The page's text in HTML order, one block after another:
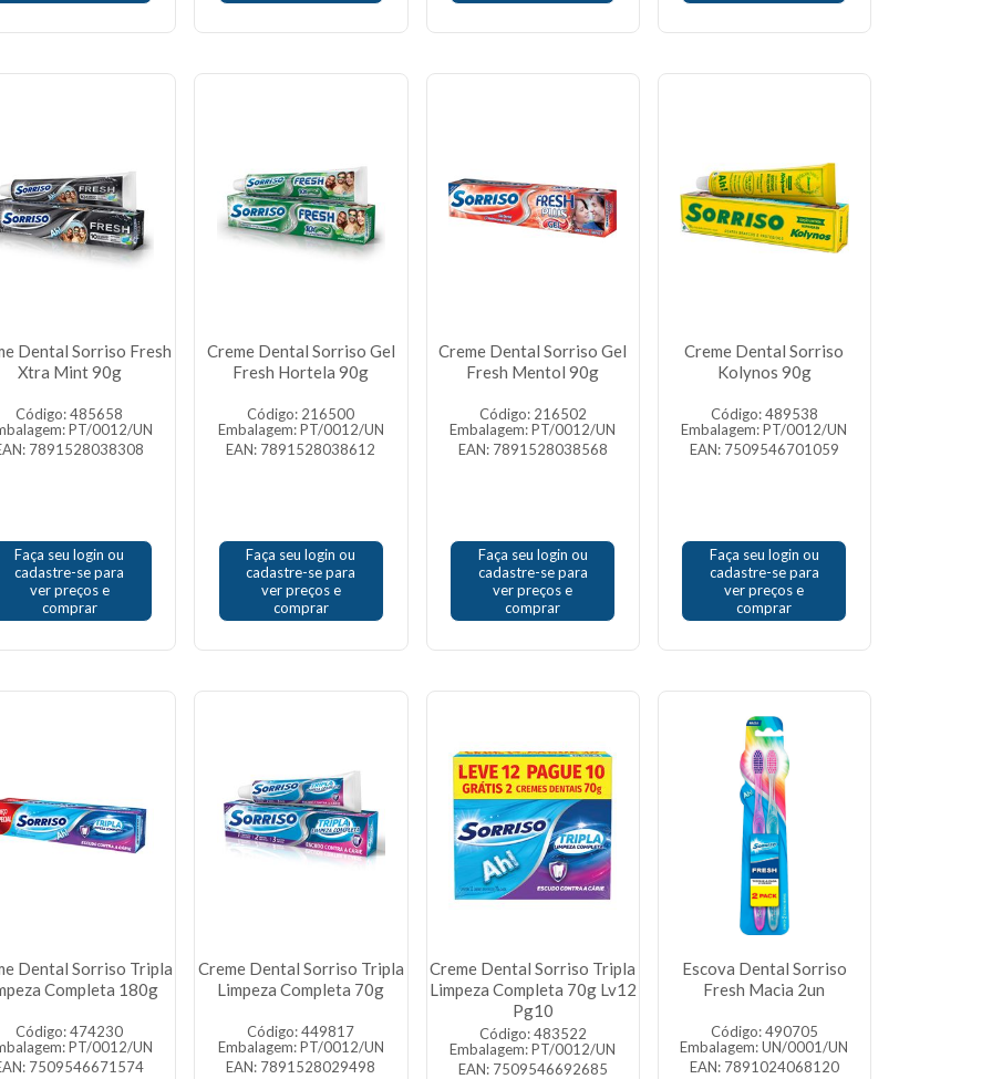
Dental Sorriso Fresh
Xtra Mint 90g
Código: 485658
PT/0012/UN
7891528038308
Faça seu login ou
cadastre-se para
ver preços e
comprar
Creme Dental Sorriso Gel
Fresh Hortela 90g
Código: 216500
Embalagem: PT/0012/UN
EAN: 7891528038612
Faça seu login ou
cadastre-se para
ver preços e
comprar
Creme Dental Sorriso Gel
Fresh Mentol 90g
Código: 216502
Embalagem: PT/0012/UN
EAN: 7891528038568
Faça seu login ou
cadastre-se para
ver preços e
comprar
Creme Dental Sorriso
Kolynos 90g
Código: 489538
Embalagem: PT/0012/UN
EAN: 7509546701059
Faça seu login ou
cadastre-se para
ver preços e
comprar
Dental Sorriso Tripla
Completa 180g
Código: 474230
PT/0012/UN
7509546671574
Creme Dental Sorriso Tripla
Limpeza Completa 70g
Código: 449817
Embalagem: PT/0012/UN
EAN: 7891528029498
Creme Dental Sorriso Tripla
Limpeza Completa 70g Lv12
Pg10
Código: 483522
Embalagem: PT/0012/UN
EAN: 7509546692685
Escova Dental Sorriso
Fresh Macia 2un
Código: 490705
Embalagem: UN/0001/UN
EAN: 7891024068120